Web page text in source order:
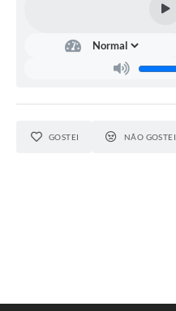
GOSTEI NÃO GOSTEI